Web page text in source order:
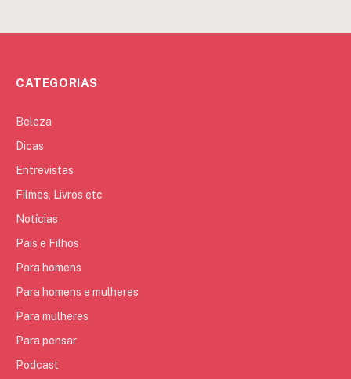
CATEGORIAS
Beleza
Dicas
Entrevistas
Filmes, Livros etc
Notícias
Pais e Filhos
Para homens
Para homens e mulheres
Para mulheres
Para pensar
Podcast